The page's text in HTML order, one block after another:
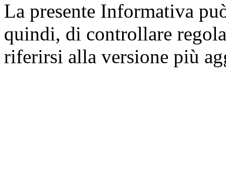
La presente Informativa
quindi, di controllare
riferirsi alla versione più